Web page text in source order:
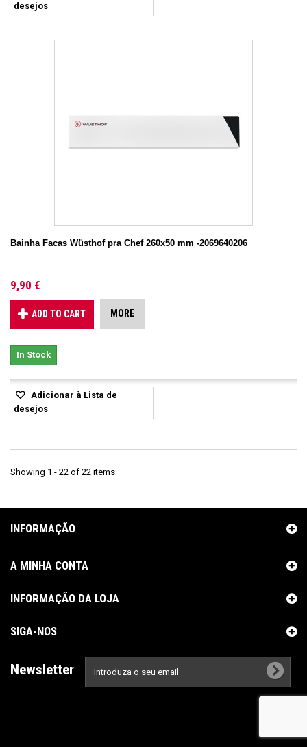
desejos
Bainha Facas Wüsthof pra Chef 260x50 mm -2069640206
9,90 €
ADD TO CART MORE
In Stock
Adicionar à Lista de
desejos
Showing 1 - 22 of 22 items
INFORMAÇÃO
A MINHA CONTA
INFORMAÇÃO DA LOJA
SIGA-NOS
Newsletter